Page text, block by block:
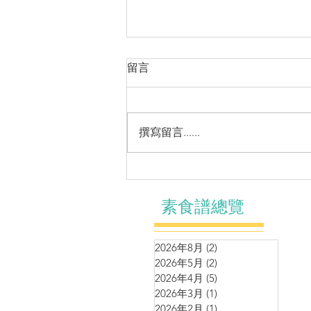
留言
撰寫留言......
素食譜總覽
2026年8月 (2)
2026年5月 (2)
2026年4月 (5)
2026年3月 (1)